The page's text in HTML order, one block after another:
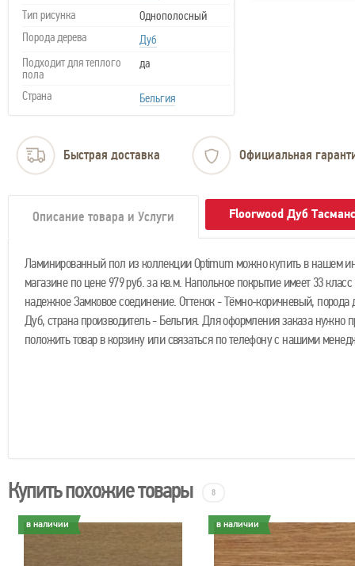
Тип рисунка
Однополосный
Порода дерева
Дуб
Подходит для теплого
пола
да
Страна Бельгия
Быстрая доставка Официальная
Описание товара и Услуги Floorwood Дуб
Ламинированный пол из коллекции Optimum можно купить в нашем
магазине по цене 979 руб. за кв.м. Напольное покрытие имеет 33
надежное Замковое соединение. Оттенок - Тёмно-коричневый, порода
Дуб, страна производитель - Бельгия. Для оформления заказа нужно
положить товар в корзину или связаться по телефону с нашими
Купить похожие товары 8
в наличии в наличии